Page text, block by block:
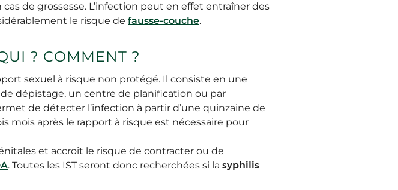
de grossesse. L’infection peut en effet entraîner des
le risque de fausse-couche.
? COMMENT ?
sexuel à risque non protégé. Il consiste en une
dépistage, un centre de planification ou par
de détecter l’infection à partir d’une quinzaine de
mois après le rapport à risque est nécessaire pour
et accroît le risque de contracter ou de
. Toutes les IST seront donc recherchées si la syphilis